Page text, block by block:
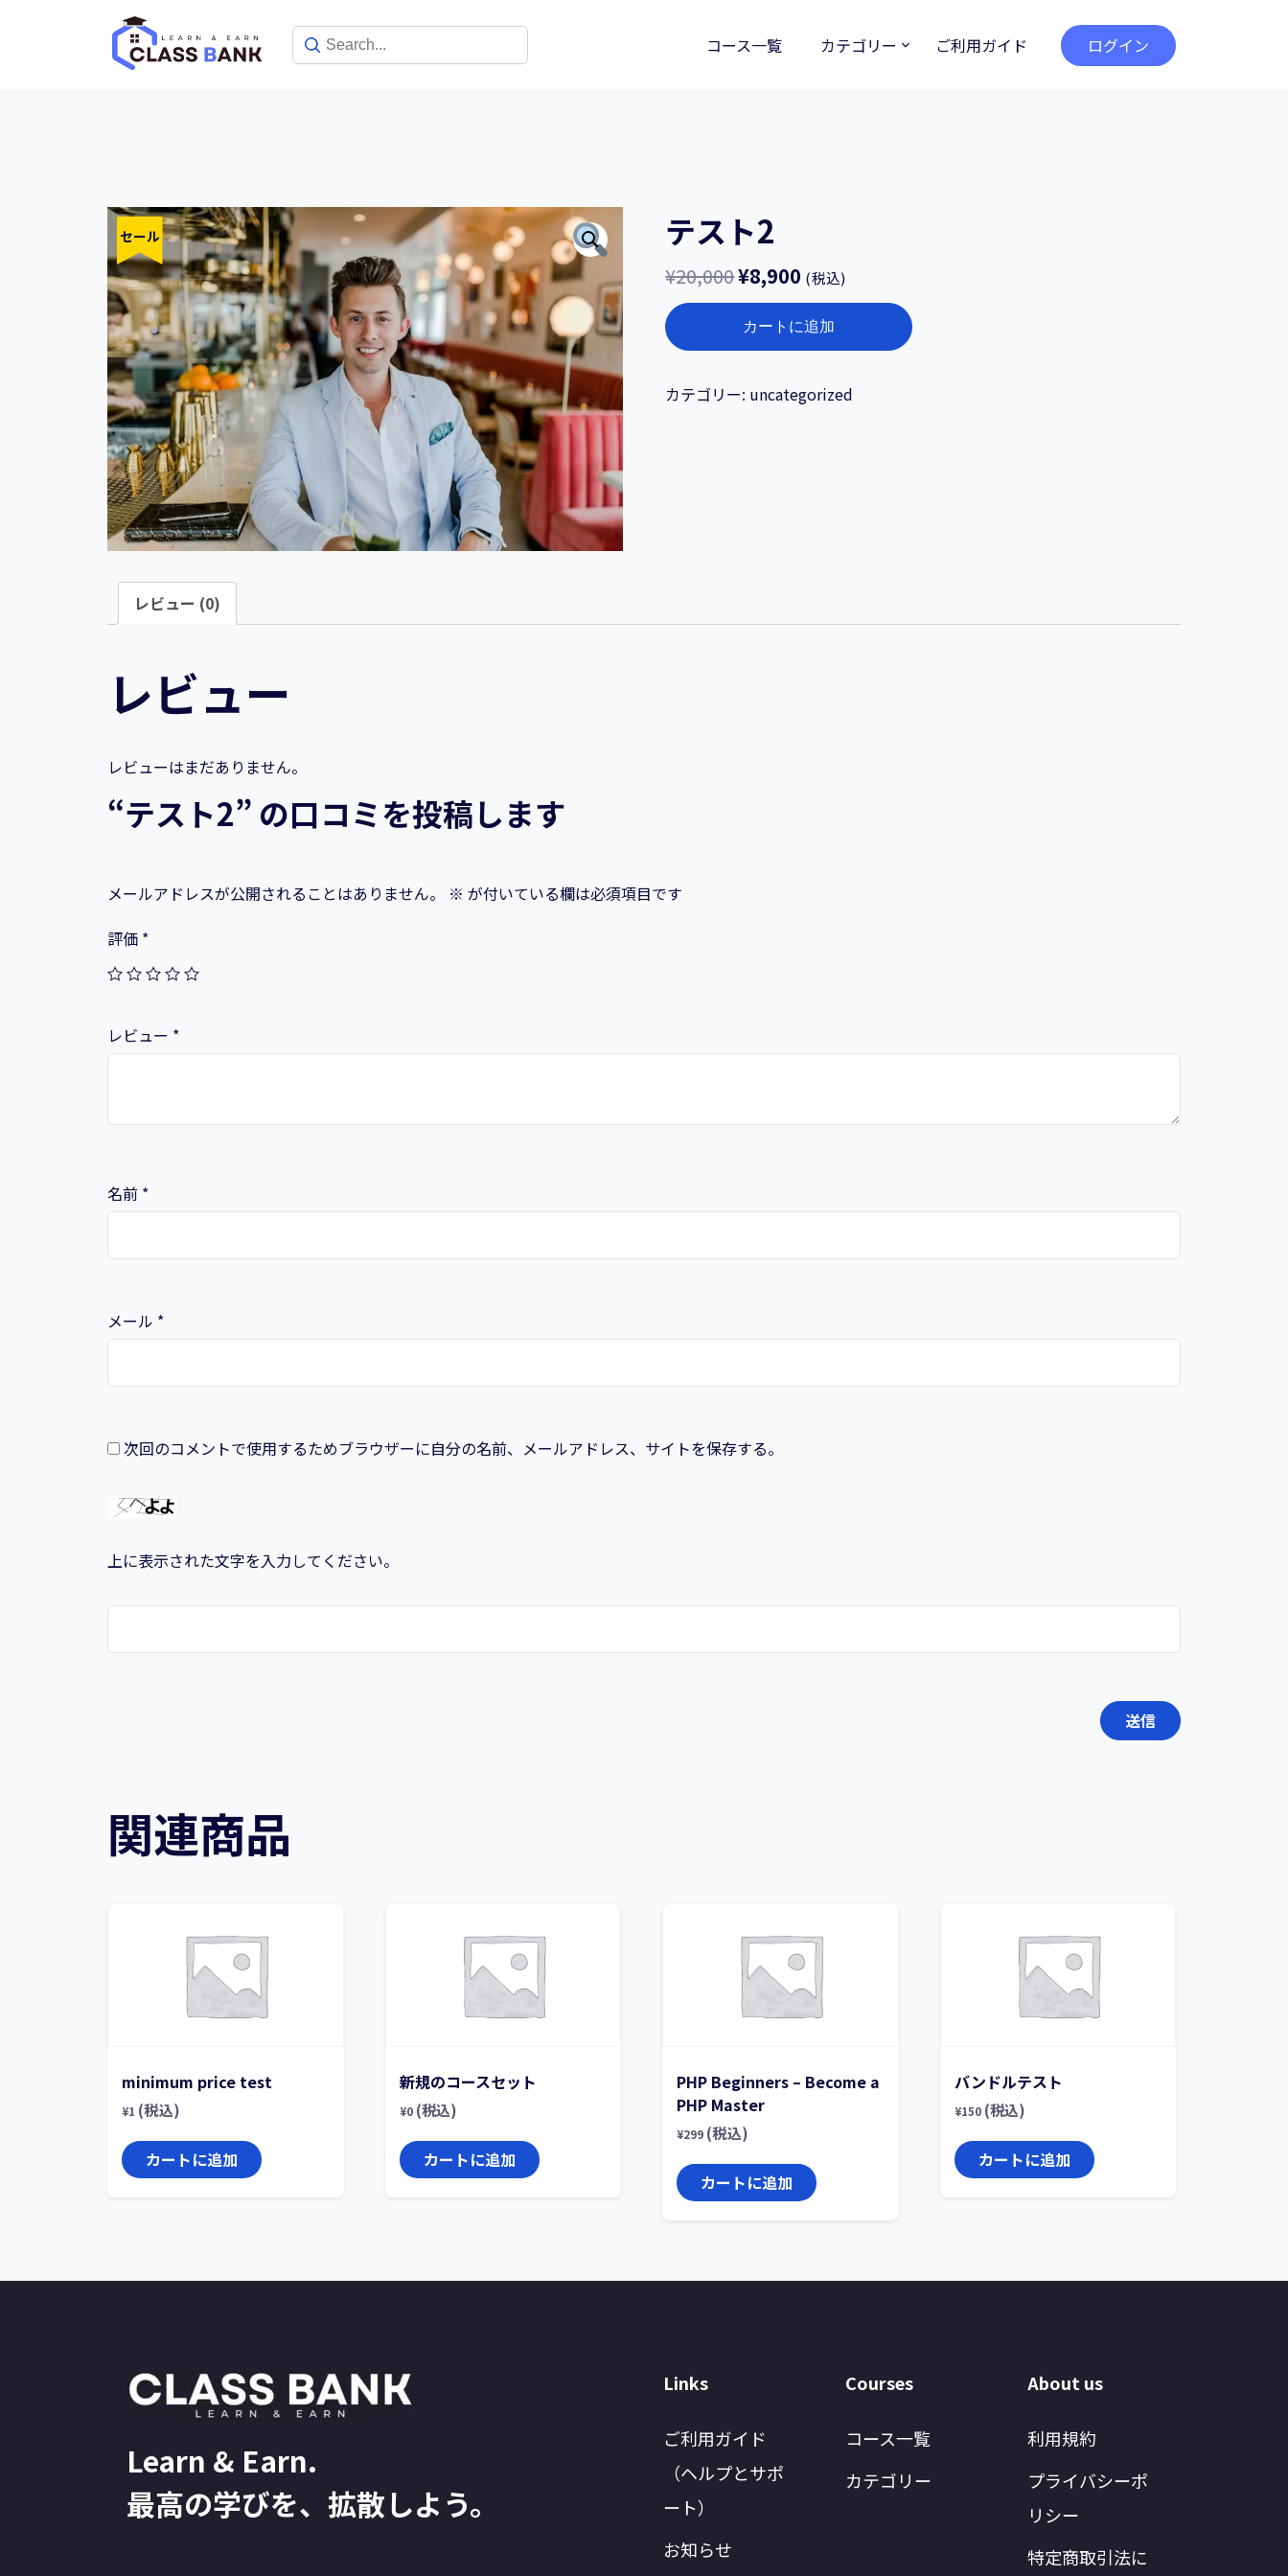
コース一覧 カテゴリー ご利用ガイド ログイン
セール テスト2
¥20,000¥8,900 (税込)
テ
ス
2
カートに追加
カテゴリー: uncategorized
レビュー (0)
レビュー
レビューはまだありません。
“テスト2” の口コミを投稿します
メールアドレスが公開されることはありません。 ※ が付いている欄は必須項目です
評価 *
レビュー *
名前 *
メール *
次回のコメントで使用するためブラウザーに自分の名前、メールアドレス、サイトを保存する。
上に表示された文字を入力してください。
関連商品
minimum price test
¥1 (税込)
カートに追加
新規のコースセット
¥0 (税込)
カートに追加
PHP Beginners – Become a
PHP Master
¥299 (税込)
カートに追加
バンドルテスト
¥150 (税込)
カートに追加
Learn & Earn.
最高の学びを、拡散しよう。
Links
ご利用ガイド
（ヘルプとサポ
ート）
お知らせ
Courses
コース一覧
カテゴリー
About us
利用規約
プライバシーポ
リシー
特定商取引法に